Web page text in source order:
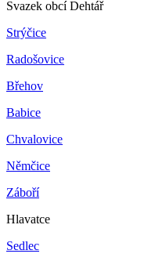
Svazek obcí Dehtář
Strýčice
Radošovice
Břehov
Babice
Chvalovice
Němčice
Záboří
Hlavatce
Sedlec